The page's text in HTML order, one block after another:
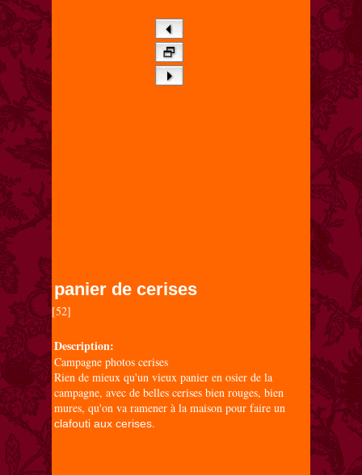
panier de cerises
[52]
Description:
Campagne photos cerises
Rien de mieux qu'un vieux panier en osier de la
campagne, avec de belles cerises bien rouges, bien
mures, qu'on va ramener à la maison pour faire un
clafouti aux cerises.